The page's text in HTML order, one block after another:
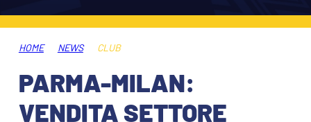
INFO BIGLIETTI
MUSEUM CLUB EXPERIENCE
SHOP
HOSPITALITY
HOSPITALITY
HOME NEWS CLUB
PARMA-MILAN:
VENDITA SETTORE